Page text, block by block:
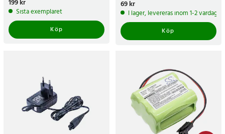
Pris:199 kr
199 kr
Sista exemplaret
Köp
Pris:
69 kr
I lager, levereras inom 1-2 vardagar
Köp